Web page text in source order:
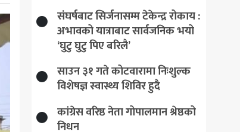
संघर्षबाट सिर्जनासम्म टेकेन्द्र रोकाय :
अभावको यात्राबाट सार्वजनिक भयो
‘घुटु घुटु पिए बरिलै’
साउन ३१ गते कोटवारामा निःशुल्क
विशेषज्ञ स्वास्थ्य शिविर हुदै
कांग्रेस वरिष्ठ नेता गोपालमान श्रेष्ठको
निधन